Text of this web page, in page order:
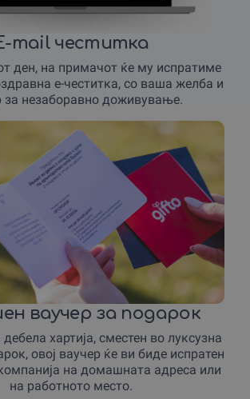
mail честитка
ден, на примачот ќе му испратиме
е-честитка, со ваша желба и
за незаборавно доживување.
ваучер за подарок
хартија, сместен во луксузна
овој ваучер ќе ви биде испратен
на домашната адреса или
на работното место.